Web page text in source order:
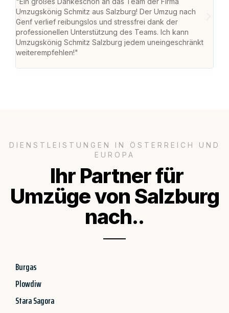
Umzugskönig Schmitz aus Salzburg! Der Umzug nach
Genf verlief reibungslos und stressfrei dank der
professionellen Unterstützung des Teams. Ich kann
Umzugskönig Schmitz Salzburg jedem uneingeschränkt
weiterempfehlen!"
DIENSTLEISTUNGEN IN ÖSTERREICH UND
EUROPA
Ihr Partner für
Umzüge von Salzburg
nach..
Burgas
Plowdiw
Stara Sagora